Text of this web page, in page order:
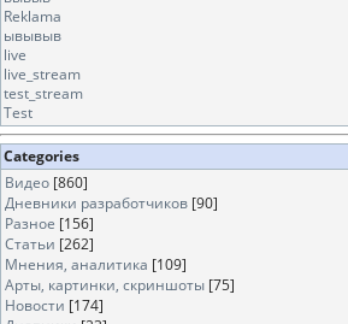
Reklama
ывывыв
live
live_stream
test_stream
Test
Categories
Видео [860]
Дневники разработчиков [90]
Разное [156]
Статьи [262]
Мнения, аналитика [109]
Арты, картинки, скриншоты [75]
Новости [174]